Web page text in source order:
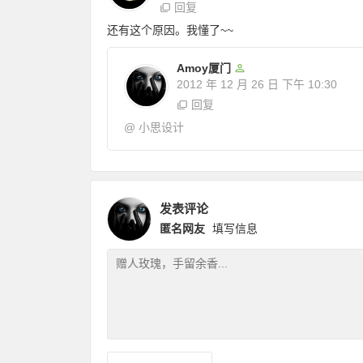
回复
还有这个原因。我懂了~~
Amoy厦门
2012 年 12 月 26 日 下午 10:30
回复
@ 小思设计
发表评论
匿名网友 填写信息